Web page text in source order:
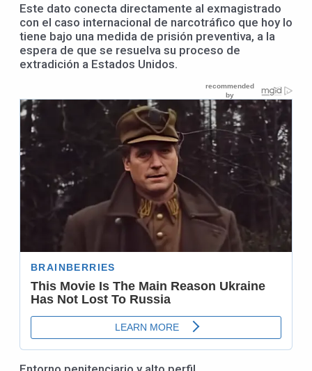
Este dato conecta directamente al exmagistrado
con el caso internacional de narcotráfico que hoy lo
tiene bajo una medida de prisión preventiva, a la
espera de que se resuelva su proceso de
extradición a Estados Unidos.